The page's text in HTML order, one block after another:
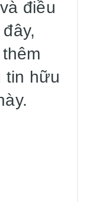
điều
tin hữu